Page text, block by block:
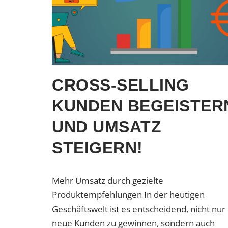
CROSS-SELLING
KUNDEN
UND UMSATZ
STEIGERN!
Mehr Umsatz durch gezielte
Produktempfehlungen In der heutigen
Geschäftswelt ist es entscheidend, nicht nur
neue Kunden zu gewinnen, sondern auch